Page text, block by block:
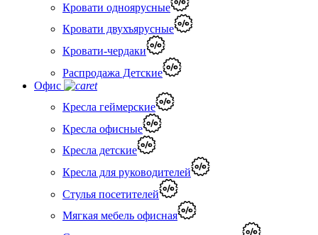
Кровати одноярусные
Кровати двухъярусные
Кровати-чердаки
Распродажа Детские
Офис
Кресла геймерские
Кресла офисные
Кресла детские
Кресла для руководителей
Стулья посетителей
Мягкая мебель офисная